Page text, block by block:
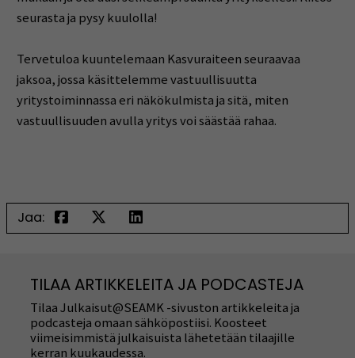
seurasta ja pysy kuulolla!
Tervetuloa kuuntelemaan Kasvuraiteen seuraavaa
jaksoa, jossa käsittelemme vastuullisuutta
yritystoiminnassa eri näkökulmista ja sitä, miten
vastuullisuuden avulla yritys voi säästää rahaa.
Jaa:
TILAA ARTIKKELEITA JA PODCASTEJA
Tilaa Julkaisut@SEAMK -sivuston artikkeleita ja
podcasteja omaan sähköpostiisi. Koosteet
viimeisimmistä julkaisuista lähetetään tilaajille
kerran kuukaudessa.